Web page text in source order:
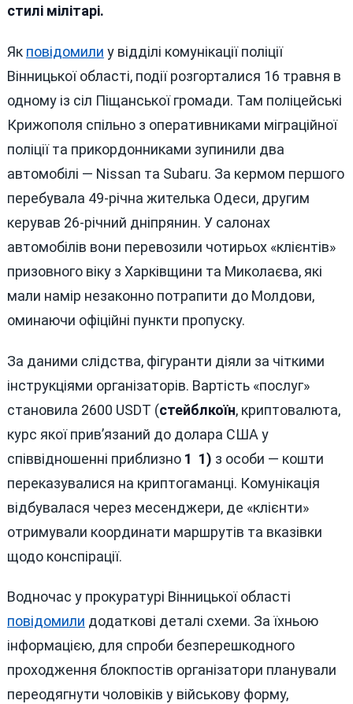
Втечі
стилі мілітарі.
Як повідомили у відділі комунікації поліції
Вінницької області, події розгорталися 16 травня в
одному із сіл Піщанської громади. Там поліцейські
Крижополя спільно з оперативниками міграційної
поліції та прикордонниками зупинили два
автомобілі — Nissan та Subaru. За кермом першого
перебувала 49-річна жителька Одеси, другим
керував 26-річний дніпрянин. У салонах
автомобілів вони перевозили чотирьох «клієнтів»
призовного віку з Харківщини та Миколаєва, які
мали намір незаконно потрапити до Молдови,
оминаючи офіційні пункти пропуску.
За даними слідства, фігуранти діяли за чіткими
інструкціями організаторів. Вартість «послуг»
становила 2600 USDT (стейблкоїн, криптовалюта,
курс якої прив’язаний до долара США у
співвідношенні приблизно 1 1) з особи — кошти
переказувалися на криптогаманці. Комунікація
відбувалася через месенджери, де «клієнти»
отримували координати маршрутів та вказівки
щодо конспірації.
Водночас у прокуратурі Вінницької області
повідомили додаткові деталі схеми. За їхньою
інформацією, для спроби безперешкодного
проходження блокпостів організатори планували
переодягнути чоловіків у військову форму,